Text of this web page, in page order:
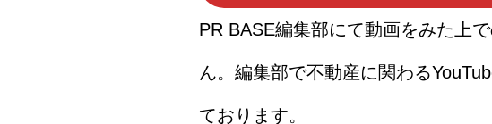
PR BASE編集部にて動画をみた上
ん。編集部で不動産に関わる
ております。